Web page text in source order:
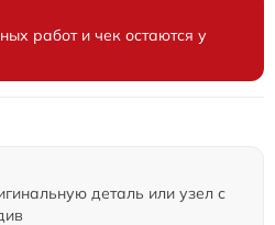
работ и чек остаются у
деталь или узел с